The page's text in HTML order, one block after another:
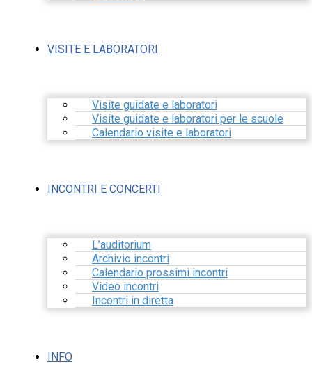
VISITE E LABORATORI
Visite guidate e laboratori
Visite guidate e laboratori per le scuole
Calendario visite e laboratori
INCONTRI E CONCERTI
L’auditorium
Archivio incontri
Calendario prossimi incontri
Video incontri
Incontri in diretta
INFO